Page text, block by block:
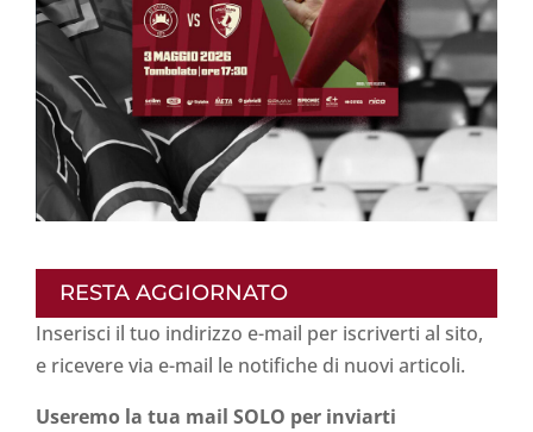
RESTA AGGIORNATO
Inserisci il tuo indirizzo e-mail per iscriverti al sito,
e ricevere via e-mail le notifiche di nuovi articoli.
Useremo la tua mail SOLO per inviarti